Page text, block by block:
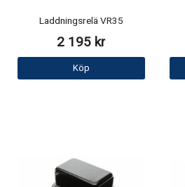
Laddningsrelä VR35
2 195 kr
Köp